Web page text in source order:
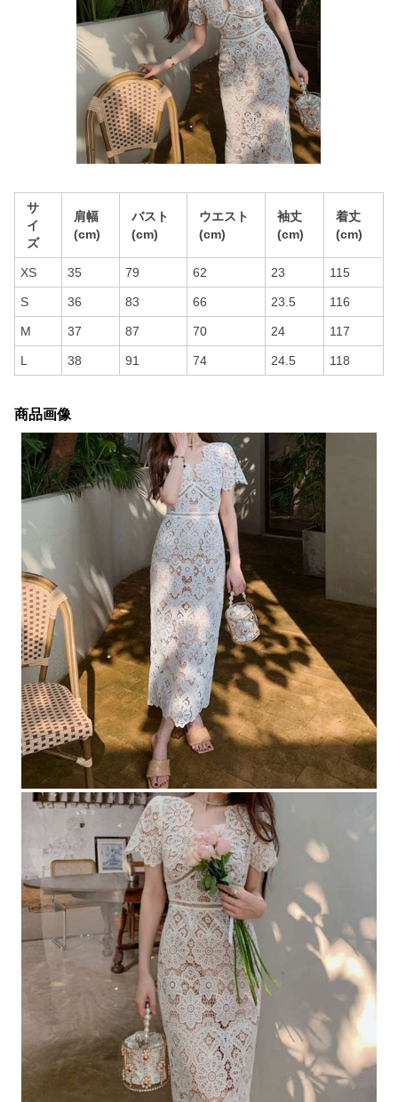
サ
イ
ズ
肩幅
(cm)
バスト
(cm)
ウエスト
(cm)
袖丈
(cm)
着丈
(cm)
XS 35 79 62 23 115
S 36 83 66 23.5 116
M 37 87 70 24 117
L 38 91 74 24.5 118
商品画像